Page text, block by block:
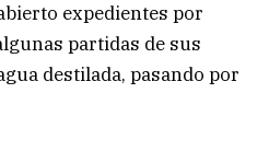
expedientes por
partidas de sus
destilada, pasando por